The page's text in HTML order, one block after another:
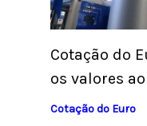
Cotação do
os valores
Cotação do Euro